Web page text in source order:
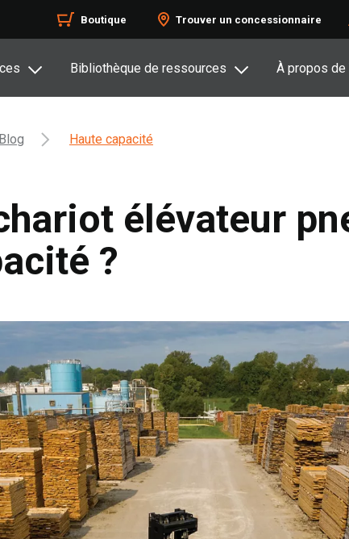
Boutique Trouver un concessionnaire
Bibliothèque de ressources À propos de
Blog Haute capacité
élévateur
?